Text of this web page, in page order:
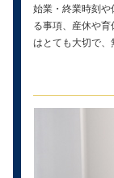
始業・終業時刻
る事項、産休や
はとても大切で、